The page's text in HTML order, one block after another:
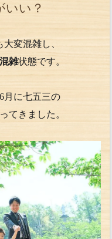
いい？
変混雑し、
雑状態です。
月に七五三の
てきました。